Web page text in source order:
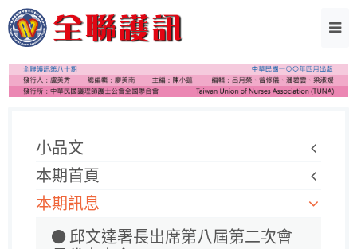
小品文
本期首頁
本期訊息
邱文達署長出席第八屆第二次會